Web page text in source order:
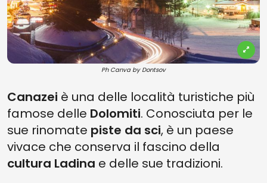
Ph Canva by Dontsov
Canazei è una delle località turistiche più
famose delle Dolomiti. Conosciuta per le
sue rinomate piste da sci, è un paese
vivace che conserva il fascino della
cultura Ladina e delle sue tradizioni.